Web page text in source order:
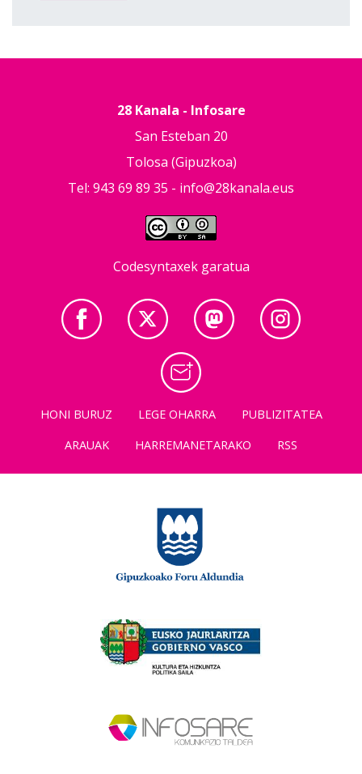
28 Kanala - Infosare
San Esteban 20
Tolosa (Gipuzkoa)
Tel: 943 69 89 35 - info@28kanala.eus
Codesyntaxek garatua
HONI BURUZ LEGE OHARRA
PUBLIZITATEA
ARAUAK
HARREMANETARAKO RSS